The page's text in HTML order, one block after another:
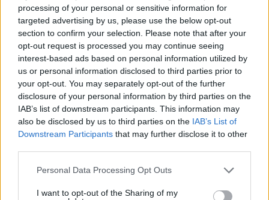
processing of your personal or sensitive information for
targeted advertising by us, please use the below opt-out
section to confirm your selection. Please note that after your
opt-out request is processed you may continue seeing
interest-based ads based on personal information utilized by
us or personal information disclosed to third parties prior to
your opt-out. You may separately opt-out of the further
disclosure of your personal information by third parties on the
IAB’s list of downstream participants. This information may
also be disclosed by us to third parties on the IAB’s List of
Downstream Participants that may further disclose it to other
Please note that this website/app uses one or more Google
not limited to your visit or usage behaviour. You may click to
Personal Data Processing Opt Outs
I want to opt-out of the Sharing of my
Η Smart φοιτητική κατοικία στην καρδιά της Αθήνας
Διασκεδάζουμε υπεύθυνα, επιστρέφουμε με ασφάλεια
29.07.2026, 09:39
ΡΟΗ ΕΙΔΗΣΕΩΝ
Ειδήσεις Δημοφιλή Σχολιασμένα
ΜΙΧΑΛΗΣ ΣΤΟΥΚΑΣ
Καλός ο σχεδιασμός, αλλά οι φωτιές... δεν τον
υπολογίζουν
πριν 6 λεπτά